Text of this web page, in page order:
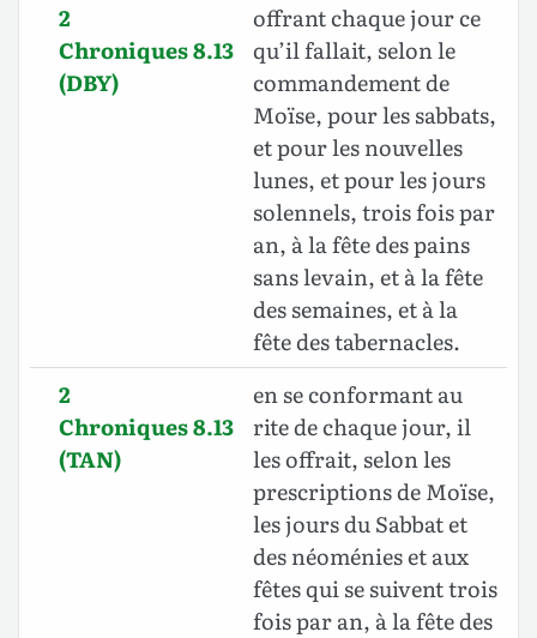
2
Chroniques 8.13
(DBY)
offrant chaque jour ce
qu’il fallait, selon le
commandement de
Moïse, pour les sabbats,
et pour les nouvelles
lunes, et pour les jours
solennels, trois fois par
an, à la fête des pains
sans levain, et à la fête
des semaines, et à la
fête des tabernacles.
2
Chroniques 8.13
(TAN)
en se conformant au
rite de chaque jour, il
les offrait, selon les
prescriptions de Moïse,
les jours du Sabbat et
des néoménies et aux
fêtes qui se suivent trois
fois par an, à la fête des